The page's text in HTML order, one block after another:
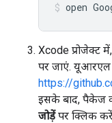
open
Xcode प्रोजेक्ट में,
पर जाएं. यूआरएल
https://
इसके बाद, पैकेज
जोड़ेंपर क्लिक